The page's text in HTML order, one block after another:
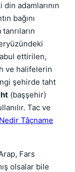
adamlarının
bağını
ettirilen,
ve halifelerin
şehirde taht
(başşehir)
Tac ve
Tâçname
Fars
olsalar bile